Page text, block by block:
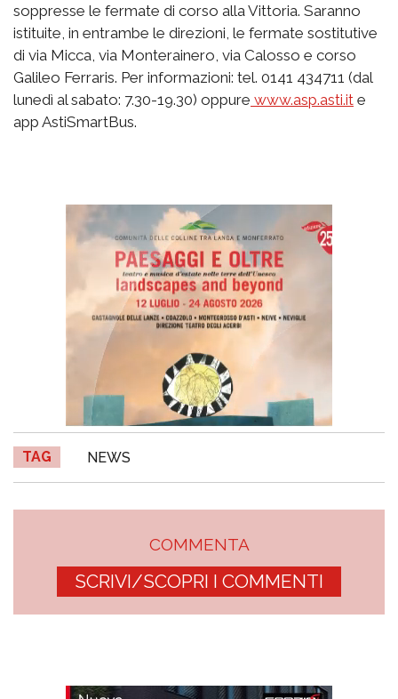
soppresse le fermate di corso alla Vittoria. Saranno
istituite, in entrambe le direzioni, le fermate sostitutive
di via Micca, via Monterainero, via Calosso e corso
Galileo Ferraris. Per informazioni: tel. 0141 434711 (dal
lunedì al sabato: 7.30-19.30) oppure www.asp.asti.it e
app AstiSmartBus.
TAG NEWS
COMMENTA
SCRIVI/SCOPRI I COMMENTI